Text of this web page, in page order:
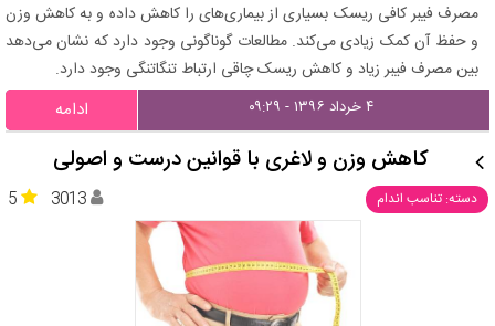
مصرف فیبر کافی ریسک بسیاری از بیماری‌های را کاهش داده و به کاهش وزن
و حفظ آن کمک زیادی می‌کند. مطالعات گوناگونی وجود دارد که نشان می‌دهد
بین مصرف فیبر زیاد و کاهش ریسک چاقی ارتباط تنگاتنگی وجود دارد.
۴ خرداد ۱۳۹۶ - ۰۹:۲۹ ادامه
کاهش وزن و لاغری با قوانین درست و اصولی
دسته: تناسب اندام 5 3013